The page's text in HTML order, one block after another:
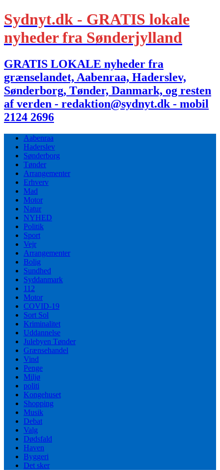
Sydnyt.dk - GRATIS lokale
nyheder fra Sønderjylland
GRATIS LOKALE nyheder fra
grænselandet, Aabenraa, Haderslev,
Sønderborg, Tønder, Danmark, og resten
af verden - redaktion@sydnyt.dk - mobil
2124 2696
Aabenraa
Haderslev
Sønderborg
Tønder
Arrangementer
Erhverv
Mad
Motor
Natur
NYHED
Politik
Sport
Vejr
Arrangementer
Bolig
Sundhed
Syddanmark
112
Motor
COVID-19
Sort Sol
Kriminalitet
Uddannelse
Julebyen Tønder
Grænsehandel
Vind
Penge
Miljø
politi
Kongehuset
Shopping
Musik
Debat
Valg
Dødsfald
Haven
Byggeri
Det sker